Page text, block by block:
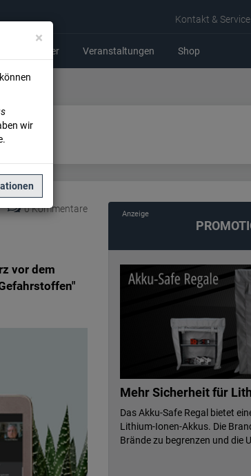
Kontakt & Service
Newsletter Veranstaltungen Shop
×
wir
0 Kommentare
vor dem
Mehr Sicherheit für
Das Akku-Safe Regal bietet
Lithium-Ionen-Akkus. Die
Brände zu begrenzen und die